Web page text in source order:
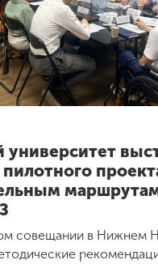
совещании в Нижнем